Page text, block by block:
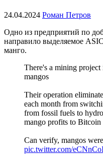
24.04.2024 Роман Петров
Одно из предприятий по
направило выделяемое
манго.
There's a mining
mangos
Their operation
each month from
from fossil fuels to
mango profits to Bitcoin
Can verify, mangos
pic.twitter.com/